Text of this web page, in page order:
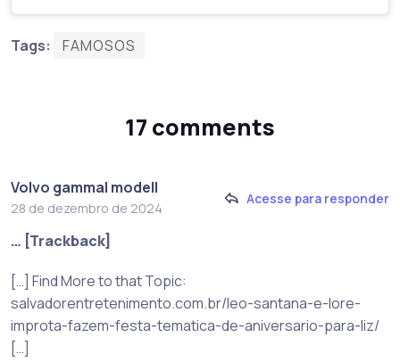
Tags: FAMOSOS
17 comments
Volvo gammal modell
28 de dezembro de 2024
Acesse para responder
… [Trackback]
[…] Find More to that Topic:
salvadorentretenimento.com.br/leo-santana-e-lore-
improta-fazem-festa-tematica-de-aniversario-para-liz/
[…]